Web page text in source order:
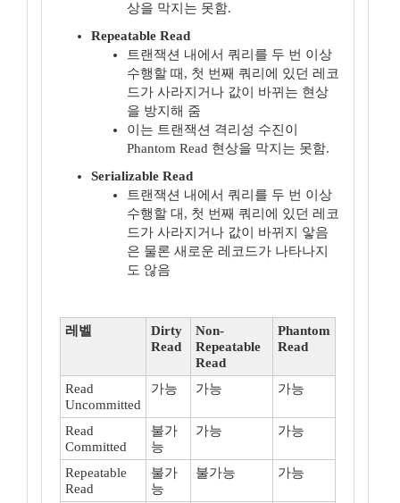
상을 막지는 못함.
Repeatable Read
트랜잭션 내에서 쿼리를 두 번 이상
수행할 때, 첫 번째 쿼리에 있던 레코
드가 사라지거나 값이 바뀌는 현상
을 방지해 줌
이는 트랜잭션 격리성 수진이
Phantom Read 현상을 막지는 못함.
Serializable Read
트랜잭션 내에서 쿼리를 두 번 이상
수행할 대, 첫 번째 쿼리에 있던 레코
드가 사라지거나 값이 바뀌지 앟음
은 물론 새로운 레코드가 나타나지
도 않음
레벨
Dirty
Read
Non-
Repeatable
Read
Phantom
Read
Read
Uncommitted
가능 가능 가능
Read
Committed
불가
능
가능 가능
Repeatable
Read
불가
능
불가능 가능